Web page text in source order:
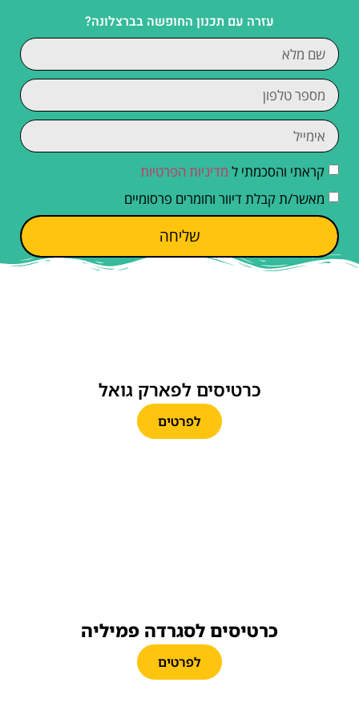
עזרה עם תכנון החופשה בברצלונה?
קראתי והסכמתי ל מדיניות הפרטיות
מאשר/ת קבלת דיוור וחומרים פרסומיים
שליחה
כרטיסים לפארק גואל
לפרטים
כרטיסים לסגרדה פמיליה
לפרטים